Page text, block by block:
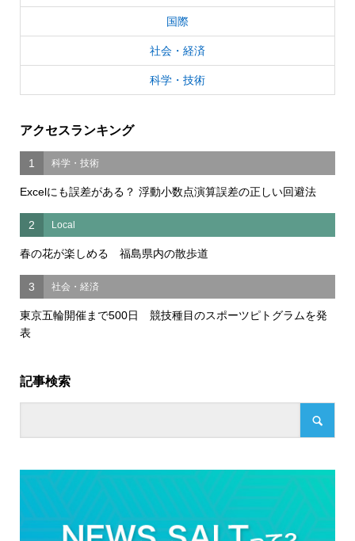
国際
社会・経済
科学・技術
アクセスランキング
1 科学・技術
Excelにも誤差がある？ 浮動小数点演算誤差の正しい回避法
2 Local
春の花が楽しめる 福島県内の散歩道
3 社会・経済
東京五輪開催まで500日 競技種目のスポーツピトグラムを発
表
記事検索